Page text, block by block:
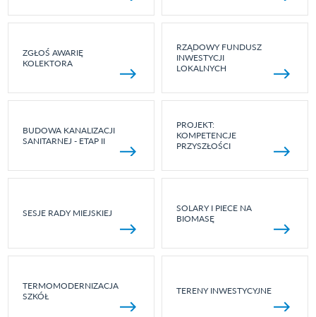
ZGŁOŚ AWARIĘ
KOLEKTORA
RZĄDOWY FUNDUSZ
INWESTYCJI
LOKALNYCH
BUDOWA KANALIZACJI
SANITARNEJ - ETAP II
PROJEKT:
KOMPETENCJE
PRZYSZŁOŚCI
SESJE RADY MIEJSKIEJ
SOLARY I PIECE NA
BIOMASĘ
TERMOMODERNIZACJA
SZKÓŁ
TERENY INWESTYCYJNE